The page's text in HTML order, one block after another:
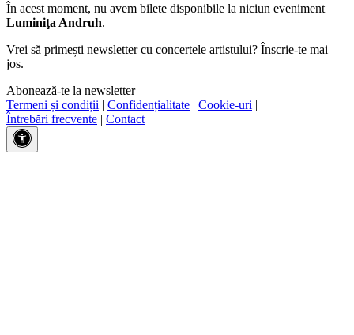
În acest moment, nu avem bilete disponibile la niciun eveniment
Luminiţa Andruh.
Vrei să primești newsletter cu concertele artistului? Înscrie-te mai
jos.
Abonează-te la newsletter
Termeni și condiții | Confidențialitate | Cookie-uri |
Întrebări frecvente | Contact